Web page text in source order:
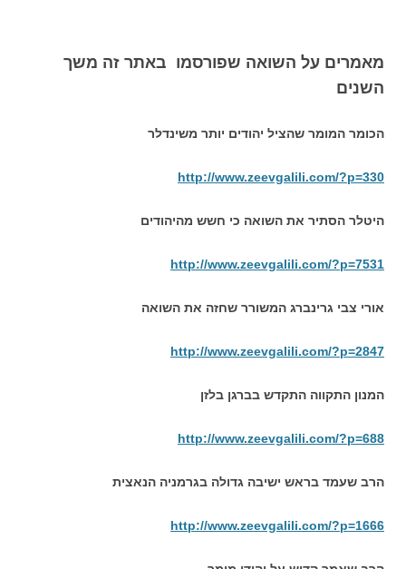
מאמרים על השואה שפורסמו באתר זה משך
השנים
הכומר המומר שהציל יהודים יותר משינדלר
http://www.zeevgalili.com/?p=330
היטלר הסתיר את השואה כי חשש מהיהודים
http://www.zeevgalili.com/?p=7531
אורי צבי גרינברג המשורר שחזה את השואה
http://www.zeevgalili.com/?p=2847
המנון התקווה התקדש בברגן בלזן
http://www.zeevgalili.com/?p=688
הרב שעמד בראש ישיבה גדולה בגרמניה הנאצית
http://www.zeevgalili.com/?p=1666